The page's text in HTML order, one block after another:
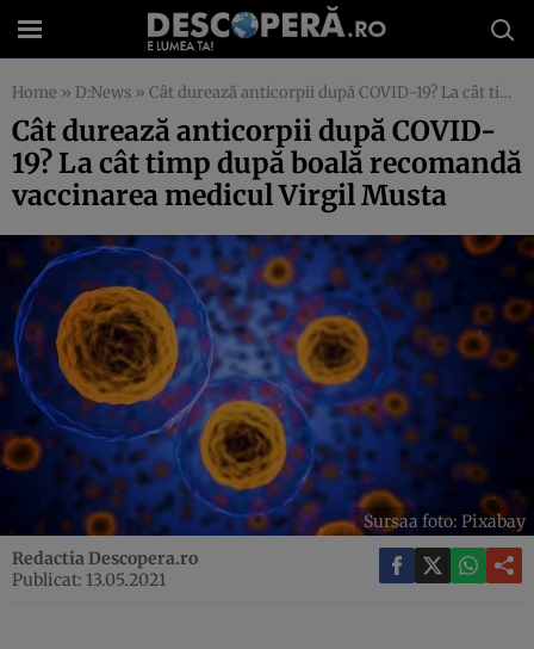
Home » D:News » Cât durează anticorpii după COVID-19? La cât timp după boală recomandă vaccinarea medicul Virgil Musta
Cât durează anticorpii după COVID-
19? La cât timp după boală recomandă
vaccinarea medicul Virgil Musta
Sursaa foto: Pixabay
Redactia Descopera.ro
Publicat: 13.05.2021